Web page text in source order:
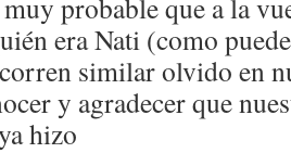
probable que a la
era Nati (como
similar olvido en
y agradecer que
hizo